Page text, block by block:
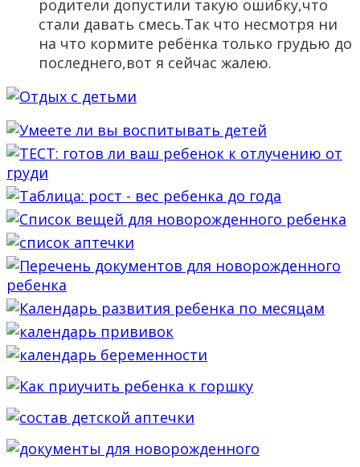
родители допустили такую ошибку,что
стали давать смесь.Так что несмотря ни
на что кормите ребёнка только грудью до
последнего,вот я сейчас жалею.